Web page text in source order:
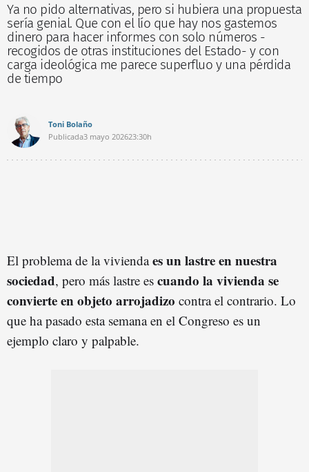
Ya no pido alternativas, pero si hubiera una propuesta
sería genial. Que con el lío que hay nos gastemos
dinero para hacer informes con solo números -
recogidos de otras instituciones del Estado- y con
carga ideológica me parece superfluo y una pérdida
de tiempo
Toni Bolaño
Publicada3 mayo 202623:30h
El problema de la viviendaes un lastre en nuestra
sociedad, pero más lastre es cuando la vivienda se
convierte en objeto arrojadizo contra el contrario. Lo
que ha pasado esta semana en el Congreso es un
ejemplo claro y palpable.